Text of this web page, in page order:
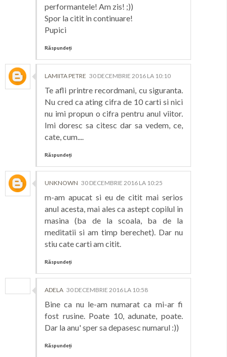
performantele! Am zis! ;))
Spor la citit in continuare!
Pupici
Răspundeți
LAMIITA PETRE 30 DECEMBRIE 2016 LA 10:10
Te afli printre recordmani, cu siguranta.
Nu cred ca ating cifra de 10 carti si nici
nu imi propun o cifra pentru anul viitor.
Imi doresc sa citesc dar sa vedem, ce,
cate, cum....
Răspundeți
UNKNOWN 30 DECEMBRIE 2016 LA 10:25
m-am apucat si eu de citit mai serios
anul acesta, mai ales ca astept copilul in
masina (ba de la scoala, ba de la
meditatii si am timp berechet). Dar nu
stiu cate carti am citit.
Răspundeți
ADELA 30 DECEMBRIE 2016 LA 10:58
Bine ca nu le-am numarat ca mi-ar fi
fost rusine. Poate 10, adunate, poate.
Dar la anu' sper sa depasesc numarul :))
Răspundeți